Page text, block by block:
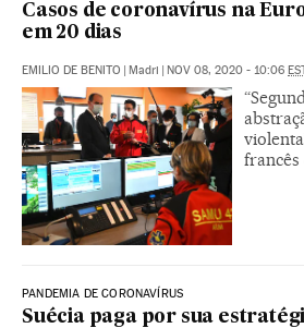
Casos de coronavírus na
em 20 dias
EMILIO DE BENITO | Madri | NOV 08, 2020 - 10:06
francês
PANDEMIA DE CORONAVÍRUS
Suécia paga por sua